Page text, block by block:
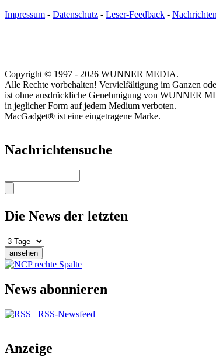
Impressum - Datenschutz - Leser-Feedback -
Copyright © 1997 - 2026 WUNNER MEDIA.
Alle Rechte vorbehalten! Vervielfältigung im Ganzen
ist ohne ausdrückliche Genehmigung von WUNNER
in jeglicher Form auf jedem Medium verboten.
MacGadget® ist eine eingetragene Marke.
Nachrichtensuche
Die News der letzten
News abonnieren
RSS-Newsfeed
Anzeige